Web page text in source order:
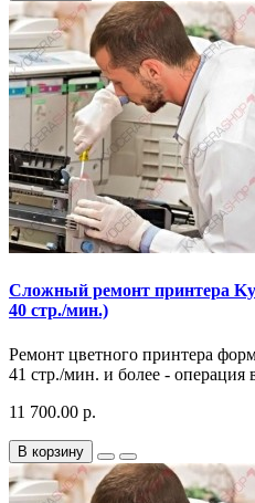
Сложный ремонт принтера
40 стр./мин.)
Ремонт цветного принтера
41 стр./мин. и более - операция
11 700.00 р.
В корзину